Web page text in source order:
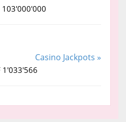
103'000'000
Casino Jackpots »
1'033'566